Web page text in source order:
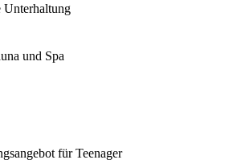
Unterhaltung
und Spa
für Teenager